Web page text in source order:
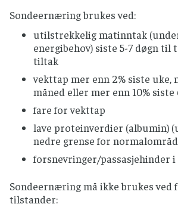
Sondeernæring brukes ved:
utilstrekkelig matinntak
energibehov) siste 5-7 døgn til
tiltak
vekttap mer enn 2% siste uke,
måned eller mer enn 10% siste
fare for vekttap
lave proteinverdier (albumin)
nedre grense for
forsnevringer/passasjehinder
Sondeernæring må ikke brukes ved
tilstander: